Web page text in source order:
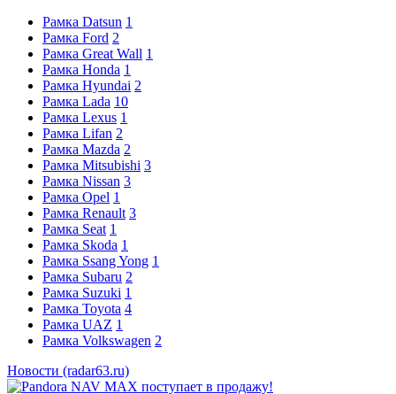
Рамка Datsun 1
Рамка Ford 2
Рамка Great Wall 1
Рамка Honda 1
Рамка Hyundai 2
Рамка Lada 10
Рамка Lexus 1
Рамка Lifan 2
Рамка Mazda 2
Рамка Mitsubishi 3
Рамка Nissan 3
Рамка Opel 1
Рамка Renault 3
Рамка Seat 1
Рамка Skoda 1
Рамка Ssang Yong 1
Рамка Subaru 2
Рамка Suzuki 1
Рамка Toyota 4
Рамка UAZ 1
Рамка Volkswagen 2
Новости (radar63.ru)